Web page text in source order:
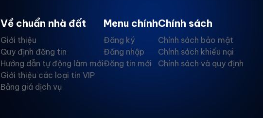
Về chuẩn nhà đất
Giới thiệu
Quy định đăng tin
Hướng dẫn tự động làm mới
Giới thiệu các loại tin VIP
Bảng giá dịch vụ
Menu chính
Đăng ký
Đăng nhập
Đăng tin mới
Chính sách
Chính sách bảo mật
Chính sách khiếu nại
Chính sách và quy định